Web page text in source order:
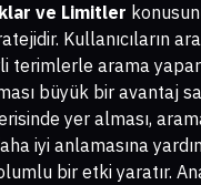
ve Limitler
Kullanıcıların
terimlerle arama
büyük bir avantaj
yer alması,
iyi anlamasına
bir etki yaratır.